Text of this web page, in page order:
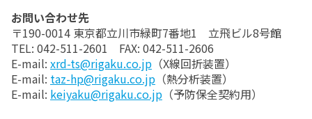
お問い合わせ先
〒190-0014 東京都立川市緑町7番地1 立飛ビル8号館
TEL: 042-511-2601 FAX: 042-511-2606
E-mail: xrd-ts@rigaku.co.jp （X線回折装置）
E-mail: taz-hp@rigaku.co.jp （熱分析装置）
E-mail: keiyaku@rigaku.co.jp （予防保全契約用）